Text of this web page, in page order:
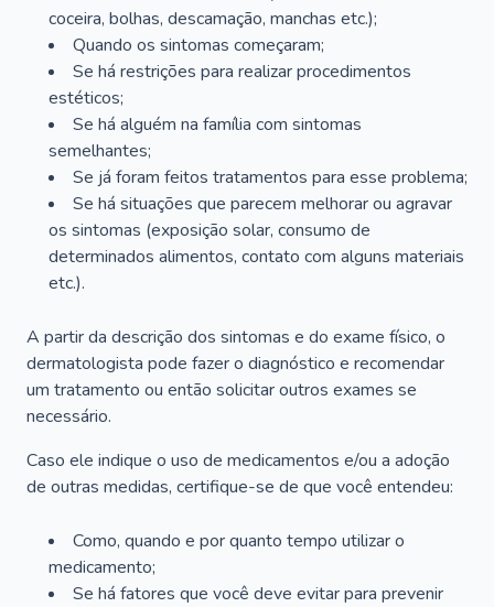
coceira, bolhas, descamação, manchas etc.);
Quando os sintomas começaram;
Se há restrições para realizar procedimentos
estéticos;
Se há alguém na família com sintomas
semelhantes;
Se já foram feitos tratamentos para esse problema;
Se há situações que parecem melhorar ou agravar
os sintomas (exposição solar, consumo de
determinados alimentos, contato com alguns materiais
etc.).
A partir da descrição dos sintomas e do exame físico, o
dermatologista pode fazer o diagnóstico e recomendar
um tratamento ou então solicitar outros exames se
necessário.
Caso ele indique o uso de medicamentos e/ou a adoção
de outras medidas, certifique-se de que você entendeu:
Como, quando e por quanto tempo utilizar o
medicamento;
Se há fatores que você deve evitar para prevenir